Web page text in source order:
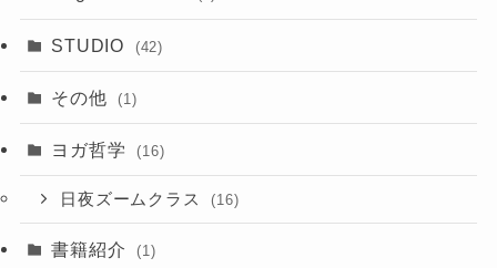
STUDIO (42)
その他 (1)
ヨガ哲学 (16)
日夜ズームクラス (16)
書籍紹介 (1)